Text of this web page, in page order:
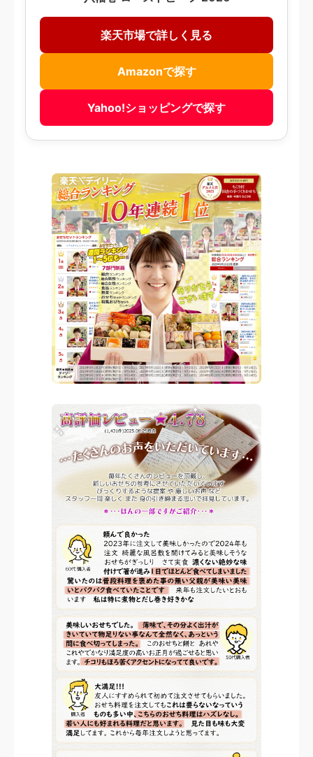
楽天市場で詳しく見る
Amazonで探す
Yahoo!ショッピングで探す